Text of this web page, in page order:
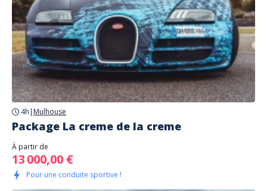
4h | Mulhouse
Package La creme de la creme
À partir de
13 000,00 €
Pour une conduite sportive !